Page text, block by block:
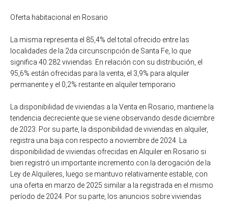
Oferta habitacional en Rosario
La misma representa el 85,4% del total ofrecido entre las
localidades de la 2da circunscripción de Santa Fe, lo que
significa 40.282 viviendas. En relación con su distribución, el
95,6% están ofrecidas para la venta, el 3,9% para alquiler
permanente y el 0,2% restante en alquiler temporario
La disponibilidad de viviendas a la Venta en Rosario, mantiene la
tendencia decreciente que se viene observando desde diciembre
de 2023. Por su parte, la disponibilidad de viviendas en alquiler,
registra una baja con respecto a noviembre de 2024. La
disponibilidad de viviendas ofrecidas en Alquiler en Rosario si
bien registró un importante incremento con la derogación de la
Ley de Alquileres, luego se mantuvo relativamente estable, con
una oferta en marzo de 2025 similar a la registrada en el mismo
período de 2024. Por su parte, los anuncios sobre viviendas